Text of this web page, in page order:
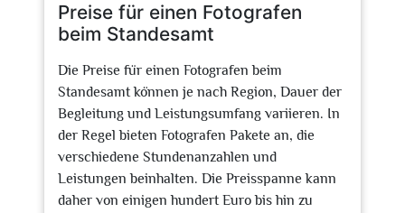
Preise für einen Fotografen
beim Standesamt
Die Preise für einen Fotografen beim
Standesamt können je nach Region, Dauer der
Begleitung und Leistungsumfang variieren. In
der Regel bieten Fotografen Pakete an, die
verschiedene Stundenanzahlen und
Leistungen beinhalten. Die Preisspanne kann
daher von einigen hundert Euro bis hin zu